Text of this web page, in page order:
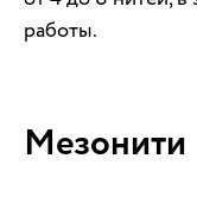
работы.
Мезонити